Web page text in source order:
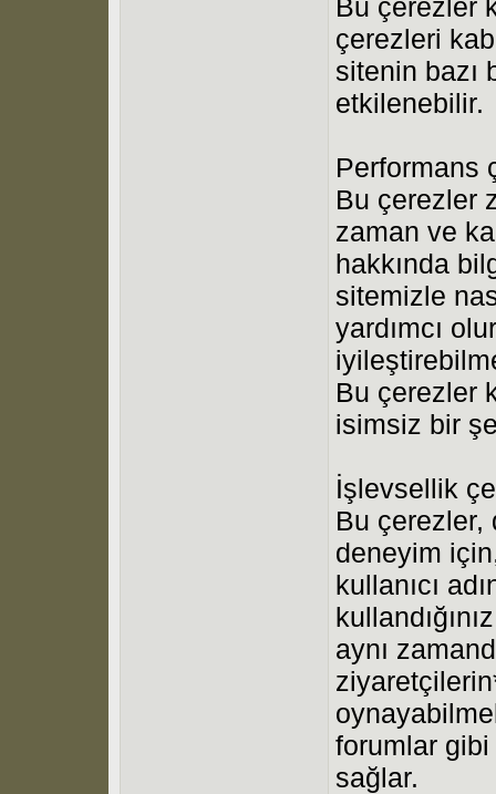
Bu çerezler
çerezleri
sitenin bazı
etkilenebilir.
Performans
Bu çerezler
zaman ve
hakkında
sitemizle
yardımcı
Bu çerezler
isimsiz bir
İşlevsellik
Bu
deneyim
kullanıcı
aynı
forumlar
sağlar.